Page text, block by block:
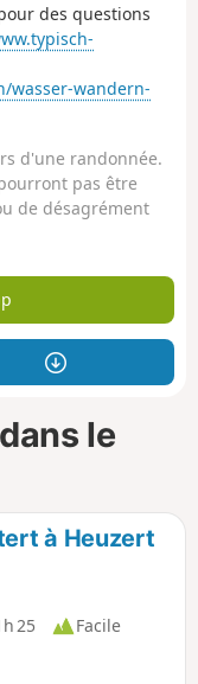
des questions
wasser-wandern-
d'une randonnée.
pas être
de désagrément
le
à Heuzert
25
Facile